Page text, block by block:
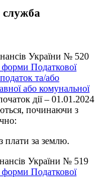
служба
України № 520
Податкової
та/або
або комунальної
дії – 01.01.2024
починаючи з
плати за землю.
України № 519
Податкової